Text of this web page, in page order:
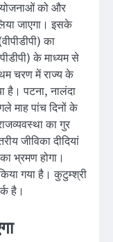
को और
जाएगा। इसके
का
के माध्यम से
चरण में राज्य के
है। पटना, नालंदा
माह पांच दिनों के
का गुर
जीविका दीदियां
भ्रमण होगा।
गया है। कुटुम्श्री
है।